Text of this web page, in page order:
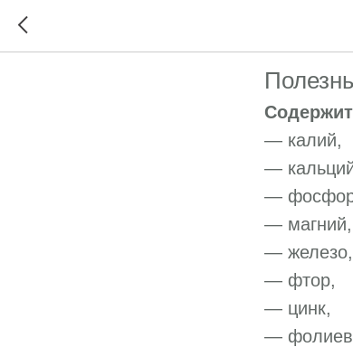
— калий,
—
—
— магний,
— железо,
— фтор,
— цинк,
—